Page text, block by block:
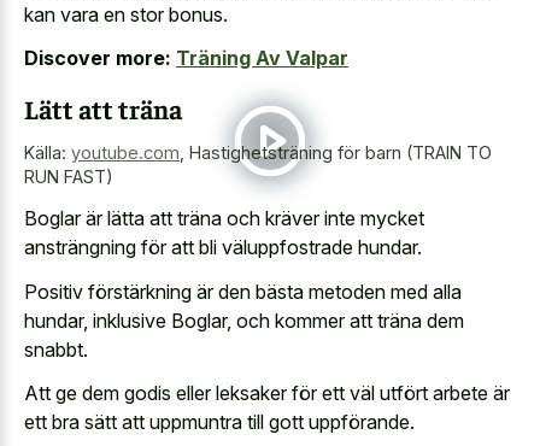
kan vara en stor bonus.
Discover more: Träning Av Valpar
Lätt att träna
Källa: youtube.com Hastighetsträning för barn (TRAIN TO
RUN FAST)
Boglar är lätta att träna och kräver inte mycket
ansträngning för att bli väluppfostrade hundar.
Positiv förstärkning är den bästa metoden med alla
hundar, inklusive Boglar, och kommer att träna dem
snabbt.
Att ge dem godis eller leksaker för ett väl utfört arbete är
ett bra sätt att uppmuntra till gott uppförande.